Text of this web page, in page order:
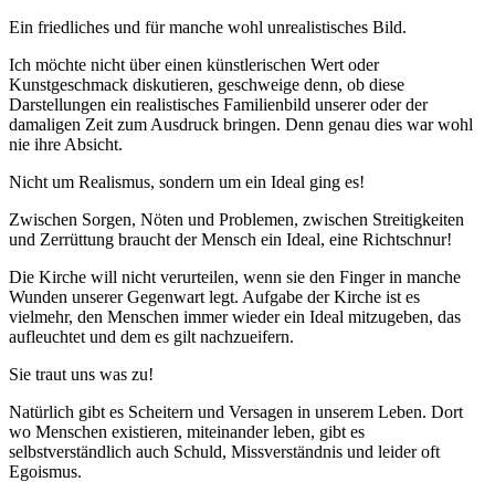
Ein friedliches und für manche wohl unrealistisches Bild.
Ich möchte nicht über einen künstlerischen Wert oder
Kunstgeschmack diskutieren, geschweige denn, ob diese
Darstellungen ein realistisches Familienbild unserer oder der
damaligen Zeit zum Ausdruck bringen. Denn genau dies war wohl
nie ihre Absicht.
Nicht um Realismus, sondern um ein Ideal ging es!
Zwischen Sorgen, Nöten und Problemen, zwischen Streitigkeiten
und Zerrüttung braucht der Mensch ein Ideal, eine Richtschnur!
Die Kirche will nicht verurteilen, wenn sie den Finger in manche
Wunden unserer Gegenwart legt. Aufgabe der Kirche ist es
vielmehr, den Menschen immer wieder ein Ideal mitzugeben, das
aufleuchtet und dem es gilt nachzueifern.
Sie traut uns was zu!
Natürlich gibt es Scheitern und Versagen in unserem Leben. Dort
wo Menschen existieren, miteinander leben, gibt es
selbstverständlich auch Schuld, Missverständnis und leider oft
Egoismus.